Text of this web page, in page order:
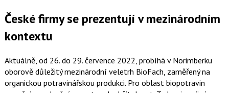
České firmy se prezentují v mezinárodním
kontextu
Aktuálně, od 26. do 29. července 2022, probíhá v Norimberku
oborově důležitý mezinárodní veletrh BioFach, zaměřený na
organickou potravinářskou produkci. Pro oblast biopotravin